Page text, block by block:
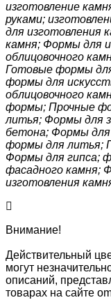
изготовление
руками;
для изготовления
камня; Формы для
облицовочного
Готовые формы
формы для
облицовочного
формы; Прочные
литья; Формы для
бетона; Формы для
формы для литья;
Формы для гипса;
фасадного камня;
изготовления
Внимание!
Действительный
могут
описаний,
товарах на сайте